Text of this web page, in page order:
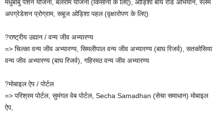
मधुबाबु पेंशन योजना, बलराम योजना (किसानों के लिए), ओड़िशा बाय रोड अभियान, स्लम
अपग्रेडेशन प्रोग्राम, सबूज ओड़िशा पहल (वृक्षारोपण के लिए)
?राष्ट्रीय उद्यान / वन्य जीव अभ्यारण्य
=> चिल्का वन्य जीव अभ्यारण्य, सिमलीपाल वन्य जीव अभ्यारण्य (बाघ रिजर्व), सतकोसिया
वन्य जीव अभ्यारण्य (बाघ रिजर्व), गहिरमठ वन्य जीव अभ्यारण्य
?मोबाइल ऐप / पोर्टल
=> परिश्रम पोर्टल, सुमंगल वेब पोर्टल, Secha Samadhan (सेचा समाधान) मोबाइल
ऐप,